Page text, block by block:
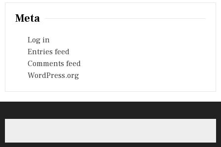
Meta
Log in
Entries feed
Comments feed
WordPress.org